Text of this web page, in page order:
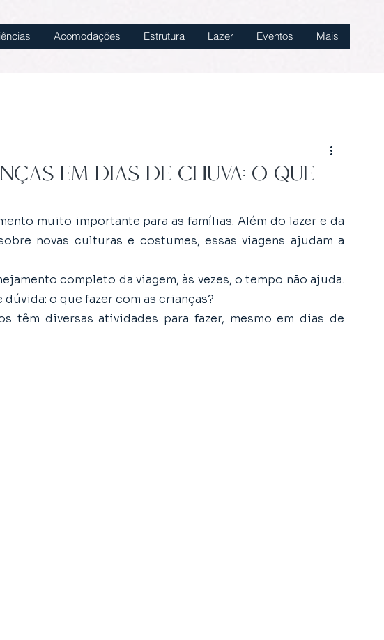
Acomodações Estrutura Lazer Eventos Mais
em dias de chuva: o que
muito importante para as famílias. Além do lazer e da
novas culturas e costumes, essas viagens ajudam a
completo da viagem, às vezes, o tempo não ajuda.
dúvida: o que fazer com as crianças?
têm diversas atividades para fazer, mesmo em dias de